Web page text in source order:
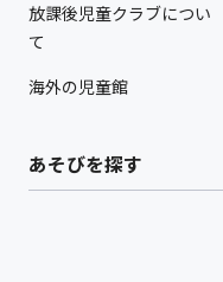
放課後児童クラブについ
て
海外の児童館
あそびを探す